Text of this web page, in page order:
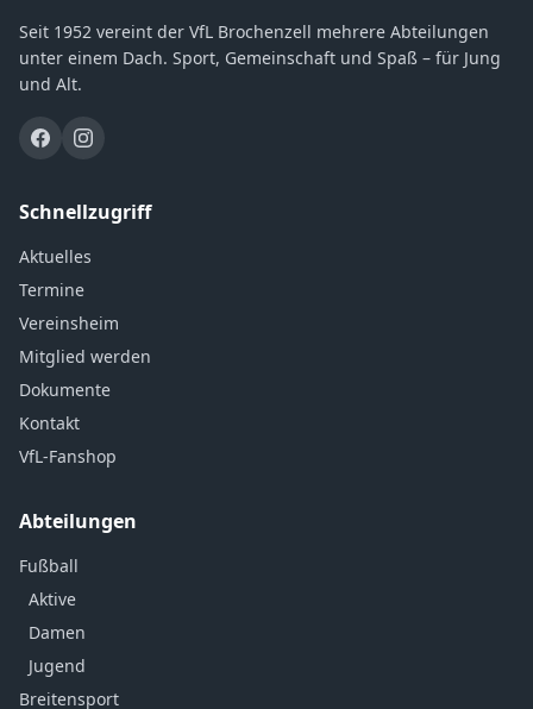
Seit 1952 vereint der VfL Brochenzell mehrere Abteilungen
unter einem Dach. Sport, Gemeinschaft und Spaß – für Jung
und Alt.
Schnellzugriff
Aktuelles
Termine
Vereinsheim
Mitglied werden
Dokumente
Kontakt
VfL-Fanshop
Abteilungen
Fußball
Aktive
Damen
Jugend
Breitensport